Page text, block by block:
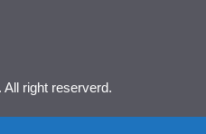
right reserverd.